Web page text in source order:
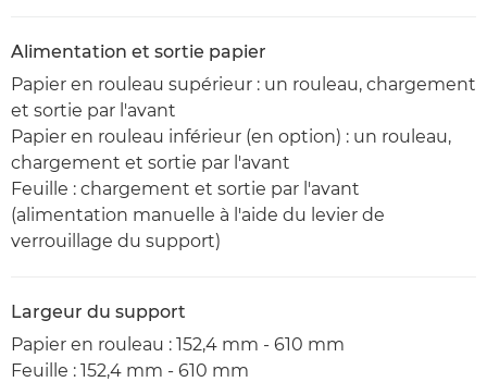
Alimentation et sortie papier
Papier en rouleau supérieur : un rouleau, chargement
et sortie par l'avant
Papier en rouleau inférieur (en option) : un rouleau,
chargement et sortie par l'avant
Feuille : chargement et sortie par l'avant
(alimentation manuelle à l'aide du levier de
verrouillage du support)
Largeur du support
Papier en rouleau : 152,4 mm - 610 mm
Feuille : 152,4 mm - 610 mm